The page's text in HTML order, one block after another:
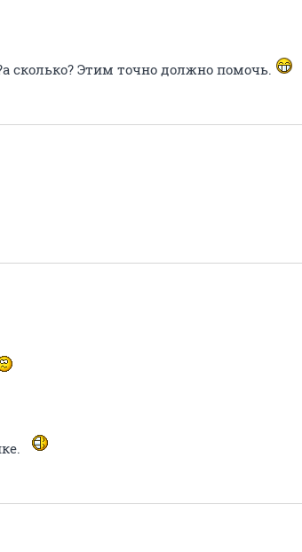
Этим точно должно помочь.